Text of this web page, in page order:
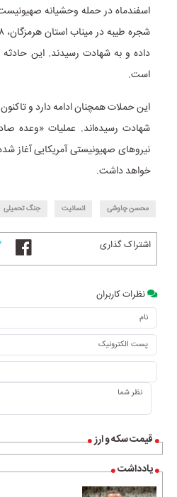
قیمت سکه و ارز
یادداشت
اسفندماه در حمله وحشیانه
است.
نیروهای صهیونیستی آمریکایی آغاز
خواهد داشت.
محسن چاوشی انسانیت جنگ تحمیلی
اشتراک گذاری
نظرات کاربران